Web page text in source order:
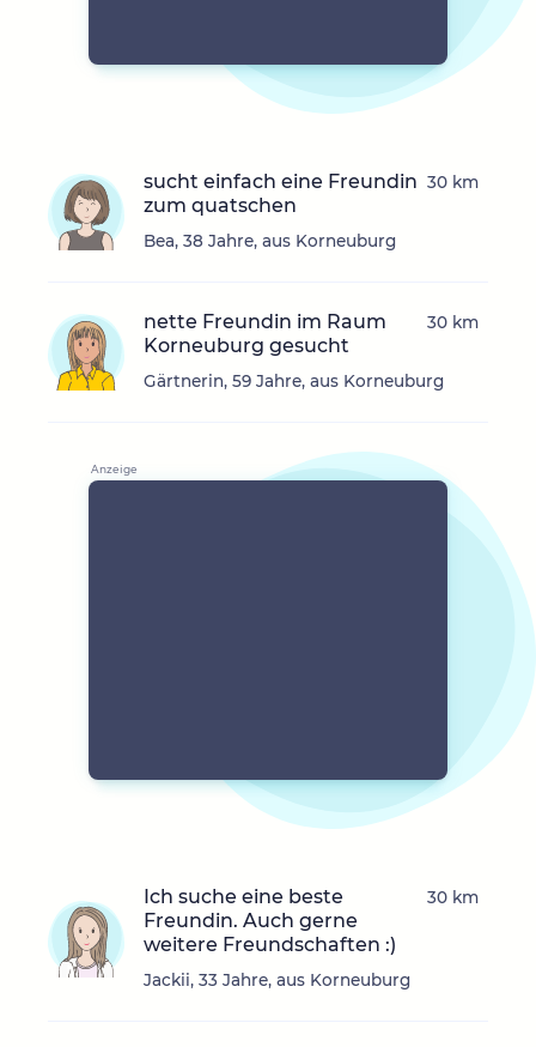
sucht einfach eine Freundin
zum quatschen
Bea, 38 Jahre, aus Korneuburg
30 km
nette Freundin im Raum
Korneuburg gesucht
Gärtnerin, 59 Jahre, aus Korneuburg
30 km
Ich suche eine beste
Freundin. Auch gerne
weitere Freundschaften :)
Jackii, 33 Jahre, aus Korneuburg
30 km